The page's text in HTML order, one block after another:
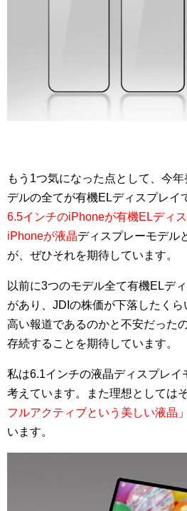
もう1つ気になった点として、今
デルの全てが有機ELディスプレイ
6.5インチのiPhoneが有機ELディ
iPhoneが液晶ディスプレーモデル
が、ぜひそれを期待しています。
以前に3つのモデル全て有機ELデ
があり、JDIの株価が下落したく
高い報道であるのかと不安だった
存続することを期待しています。
私は6.1インチの液晶ディスプレイ
考えています。また理想としては
フルアクティブという美しい液晶
います。